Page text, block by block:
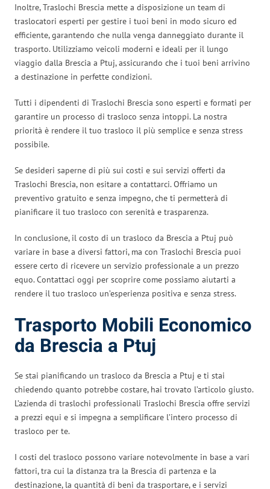
Inoltre, Traslochi Brescia mette a disposizione un team di
traslocatori esperti per gestire i tuoi beni in modo sicuro ed
efficiente, garantendo che nulla venga danneggiato durante il
trasporto. Utilizziamo veicoli moderni e ideali per il lungo
viaggio dalla Brescia a Ptuj, assicurando che i tuoi beni arrivino
a destinazione in perfette condizioni.
Tutti i dipendenti di Traslochi Brescia sono esperti e formati per
garantire un processo di trasloco senza intoppi. La nostra
priorità è rendere il tuo trasloco il più semplice e senza stress
possibile.
Se desideri saperne di più sui costi e sui servizi offerti da
Traslochi Brescia, non esitare a contattarci. Offriamo un
preventivo gratuito e senza impegno, che ti permetterà di
pianificare il tuo trasloco con serenità e trasparenza.
In conclusione, il costo di un trasloco da Brescia a Ptuj può
variare in base a diversi fattori, ma con Traslochi Brescia puoi
essere certo di ricevere un servizio professionale a un prezzo
equo. Contattaci oggi per scoprire come possiamo aiutarti a
rendere il tuo trasloco un’esperienza positiva e senza stress.
Trasporto Mobili Economico
da Brescia a Ptuj
Se stai pianificando un trasloco da Brescia a Ptuj e ti stai
chiedendo quanto potrebbe costare, hai trovato l’articolo giusto.
L’azienda di traslochi professionali Traslochi Brescia offre servizi
a prezzi equi e si impegna a semplificare l’intero processo di
trasloco per te.
I costi del trasloco possono variare notevolmente in base a vari
fattori, tra cui la distanza tra la Brescia di partenza e la
destinazione, la quantità di beni da trasportare, e i servizi